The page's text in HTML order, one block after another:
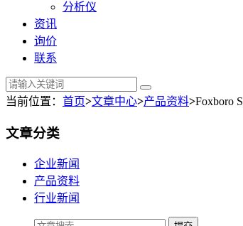
分析仪
资讯
询价
联系
当前位置： 首页>文章中心>产品资料>Foxboro
文章分类
企业新闻
产品资料
行业新闻